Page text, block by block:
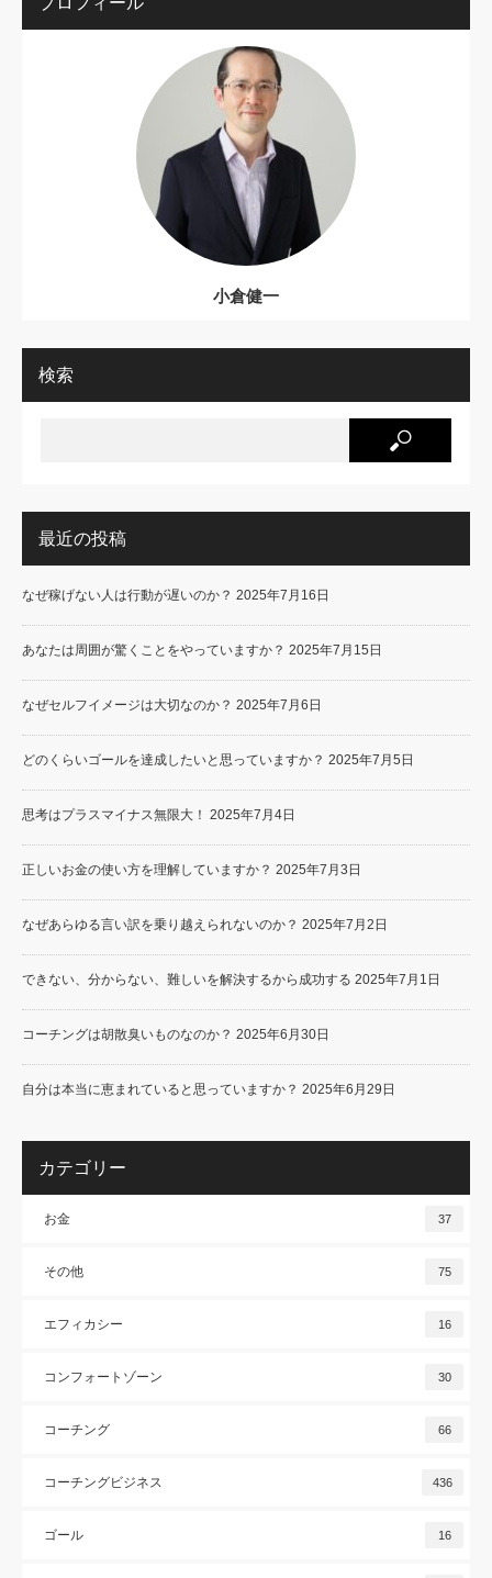
小倉健一
検索
最近の投稿
なぜ稼げない人は行動が遅いのか？ 2025年7月16日
あなたは周囲が驚くことをやっていますか？ 2025年7月15日
なぜセルフイメージは大切なのか？ 2025年7月6日
どのくらいゴールを達成したいと思っていますか？ 2025年7月5日
思考はプラスマイナス無限大！ 2025年7月4日
正しいお金の使い方を理解していますか？ 2025年7月3日
なぜあらゆる言い訳を乗り越えられないのか？ 2025年7月2日
できない、分からない、難しいを解決するから成功する 2025年7月1日
コーチングは胡散臭いものなのか？ 2025年6月30日
自分は本当に恵まれていると思っていますか？ 2025年6月29日
カテゴリー
お金 37
その他 75
エフィカシー 16
コンフォートゾーン 30
コーチング 66
コーチングビジネス 436
ゴール 16